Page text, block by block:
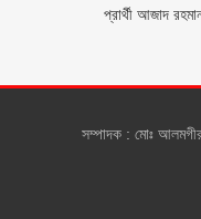
প্রার্থী আজাদ
সম্পাদক : মোঃ